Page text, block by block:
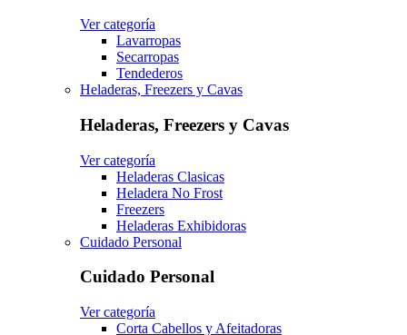
Ver categoría
Lavarropas
Secarropas
Tendederos
Heladeras, Freezers y Cavas
Heladeras, Freezers y Cavas
Ver categoría
Heladeras Clasicas
Heladera No Frost
Freezers
Heladeras Exhibidoras
Cuidado Personal
Cuidado Personal
Ver categoría
Corta Cabellos y Afeitadoras